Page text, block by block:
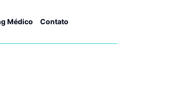
Médico Contato